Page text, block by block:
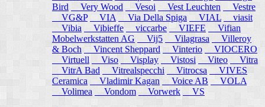
Bird
Very Wood Vesoi Vest Leuchten
Vestre
VG&P
VIA Via Della Spiga VIAL
viasit
Vibia
Vibieffe viccarbe VIEFE
Vifian
Mobelwerkstatten AG
Vij5 Vilagrasa
Villeroy
& Boch
Vincent Sheppard Vinterio
VIOCERO
Virtuell
Viso Visplay Vistosi Viteo
Vitra
VitrA Bad
Vitrealspecchi Vitrocsa
VIVES
Ceramica
Vladimir Kagan Voice AB
VOLA
Volimea
Vondom Vorwerk VS